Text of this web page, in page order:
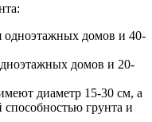
домов и 40-
домов и 20-
диаметр 15-30 см, а
грунта и